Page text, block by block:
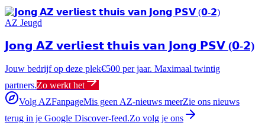
AZ Jeugd
𝗝𝗼𝗻𝗴 𝗔𝗭 𝘃𝗲𝗿𝗹𝗶𝗲𝘀𝘁 𝘁𝗵𝘂𝗶𝘀 𝘃𝗮𝗻 𝗝𝗼𝗻𝗴 𝗣𝗦𝗩 (𝟬-𝟮)
Jouw bedrijf op deze plek€500 per jaar. Maximaal twintig
partners.Zo werkt het
Volg AZFanpageMis geen AZ-nieuws meerZie ons nieuws
terug in je Google Discover-feed.Zo volg je ons